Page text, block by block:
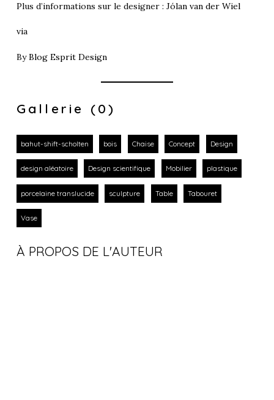
Plus d’informations sur le designer : Jólan van der Wiel
via
ByBlog Esprit Design
Gallerie (0)
bahut-shift-scholten bois Chaise Concept Design
design aléatoire Design scientifique Mobilier plastique
porcelaine translucide sculpture Table Tabouret
Vase
À PROPOS DE L'AUTEUR